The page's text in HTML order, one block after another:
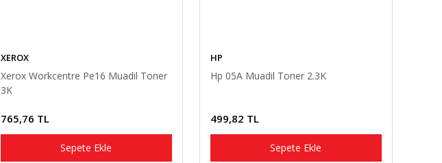
XEROX
Xerox Workcentre Pe16 Muadil Toner
3K
765,76 TL
Sepete Ekle
HP
Hp 05A Muadil Toner 2.3K
499,82 TL
Sepete Ekle